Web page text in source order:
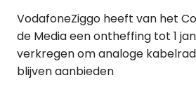
VodafoneZiggo heeft van het
de Media een ontheffing tot 1
verkregen om analoge
blijven aanbieden